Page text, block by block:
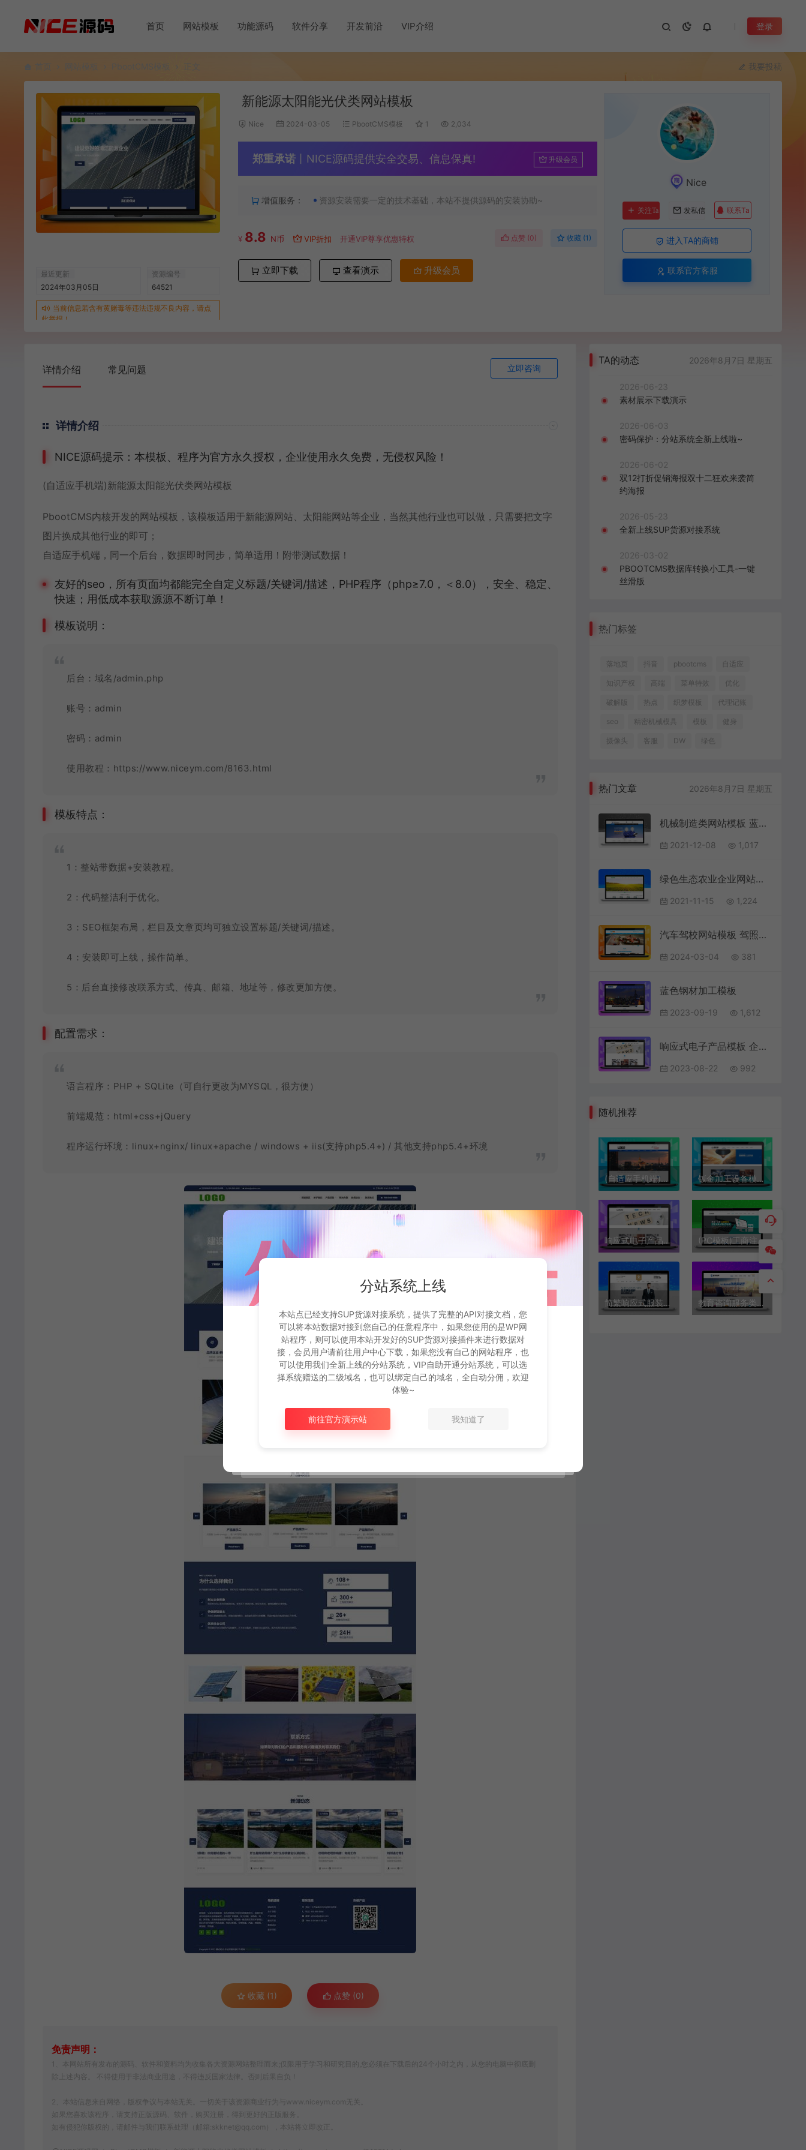
首页 网站模板 功能源码 软件分享 开发前沿 VIP介绍 登录
PbootCMS模板 我要投稿
最近更新
2024年03月05日
资源编号
64521
当前信息若含有黄赌毒等违法违规不良内容，请点
此举报！
新能源太阳能光伏类网站模板
Nice 2024-03-05 PbootCMS模板 1 2,034
郑重承诺 丨NICE源码提供安全交易、信息保真! 升级会员
增值服务： 资源安装需要一定的技术基础，本站不提供源码的安装协助~
¥ 8.8 N币 VIP折扣 开通VIP尊享优惠特权 点赞 (0) 收藏 (1)
立即下载 查看演示 升级会员
Nice
关注Ta 发私信 联系Ta
进入TA的商铺
联系官方客服
详情介绍 常见问题 立即咨询
详情介绍
NICE源码提示：本模板、程序为官方永久授权，企业使用永久免费，无侵权风险！
(自适应手机端)新能源太阳能光伏类网站模板
PbootCMS内核开发的网站模板，该模板适用于新能源网站、太阳能网站等企业，当然其他行业也可以做，只需要把文字
图片换成其他行业的即可；
自适应手机端，同一个后台，数据即时同步，简单适用！附带测试数据！
友好的seo，所有页面均都能完全自定义标题/关键词/描述，PHP程序（php≥7.0，＜8.0），安全、稳定、
快速；用低成本获取源源不断订单！
模板说明：
后台：域名/admin.php
账号：admin
密码：admin
使用教程： https://www.niceym.com/8163.html
模板特点：
1：整站带数据+安装教程。
2：代码整洁利于优化。
3：SEO框架布局，栏目及文章页均可独立设置标题/关键词/描述。
4：安装即可上线，操作简单。
5：后台直接修改联系方式、传真、邮箱、地址等，修改更加方便。
配置需求：
语言程序：PHP + SQLite（可自行更改为MYSQL，很方便）
前端规范：html+css+jQuery
程序运行环境：linux+nginx/ linux+apache / windows + iis(支持php5.4+) / 其他支持php5.4+环境
收藏 (1) 点赞 (0)
免责声明：
1、本网站所有发布的源码、软件和资料均为收集各大资源网站整理而来;仅限用于学习和研究目的,您必须在下载后的24个小时之内，从您的电脑中彻底删
除上述内容。 不得使用于非法商业用途，不得违反国家法律。否则后果自负！
2、本站信息来自网络，版权争议与本站无关。一切关于该资源商业行为与www.niceym.com无关。
如果您喜欢该程序，请支持正版源码、软件，购买注册，得到更好的正版服务。
如有侵犯你版权的，请邮件与我们联系处理（邮箱:skknet@qq.com），本站将立即改正。
TA的动态 2026年8月7日 星期五
2026-06-23
素材展示下载演示
2026-06-03
密码保护：分站系统全新上线啦~
2026-06-02
双12打折促销海报双十二狂欢来袭简
约海报
2026-05-23
全新上线SUP货源对接系统
2026-03-02
PBOOTCMS数据库转换小工具-一键
丝滑版
热门标签
落地页 抖音 pbootcms 自适应
知识产权 高端 菜单特效 优化
破解版 热点 织梦模板 代理记账
seo 精密机械模具 模板 健身
摄像头 客服 DW 绿色
热门文章 2026年8月7日 星期五
机械制造类网站模板 蓝色工业机械设备源码下载
2021-12-08 1,017
绿色生态农业企业网站模板
2021-11-15 1,224
汽车驾校网站模板 驾照培训网站
2024-03-04 381
蓝色钢材加工模板
2023-09-19 1,612
响应式电子产品模板 企业通用源码下载
2023-08-22 992
随机推荐
钣金加工设备模板 机械制造检测源码下载
响应式电子产品模板 企业通用源码下载 (PC模板)工商注册资质代办公司注册类 会计财务模板下载
简繁响应式服装服饰 西装工装校服定制模板下载 教育咨询服务类模板 教育培训出国留学机构源码下载
分站系统上线
本站点已经支持SUP货源对接系统，提供了完整的API对接文档，您
可以将本站数据对接到您自己的任意程序中，如果您使用的是WP网
站程序，则可以使用本站开发好的SUP货源对接插件来进行数据对
接，会员用户请前往用户中心下载，如果您没有自己的网站程序，也
可以使用我们全新上线的分站系统，VIP自助开通分站系统，可以选
择系统赠送的二级域名，也可以绑定自己的域名，全自动分佣，欢迎
体验~
前往官方演示站 我知道了